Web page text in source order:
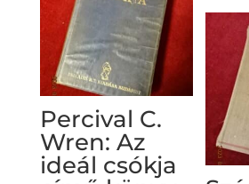
Percival C.
Wren: Az
ideál csókja